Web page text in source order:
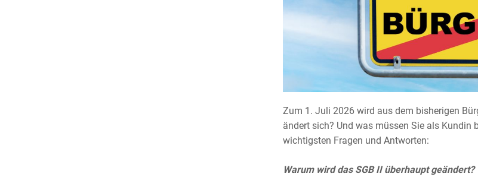
Zum 1. Juli 2026 wird aus dem bisherigen
ändert sich? Und was müssen Sie als Kundin
wichtigsten Fragen und Antworten:
Warum wird das SGB II überhaupt geändert?